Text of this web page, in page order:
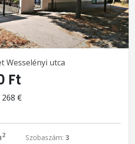
Wesselényi utca
Ft
268 €
2 Szobaszám: 3